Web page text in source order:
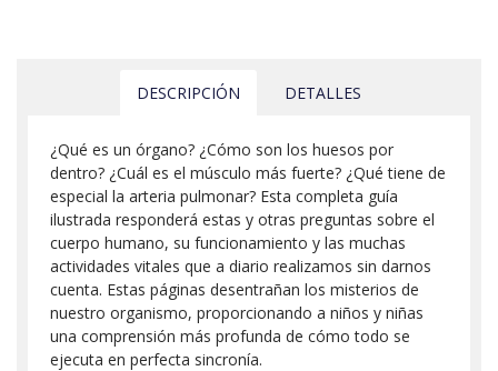
DESCRIPCIÓN DETALLES
¿Qué es un órgano? ¿Cómo son los huesos por
dentro? ¿Cuál es el músculo más fuerte? ¿Qué tiene de
especial la arteria pulmonar? Esta completa guía
ilustrada responderá estas y otras preguntas sobre el
cuerpo humano, su funcionamiento y las muchas
actividades vitales que a diario realizamos sin darnos
cuenta. Estas páginas desentrañan los misterios de
nuestro organismo, proporcionando a niños y niñas
una comprensión más profunda de cómo todo se
ejecuta en perfecta sincronía.